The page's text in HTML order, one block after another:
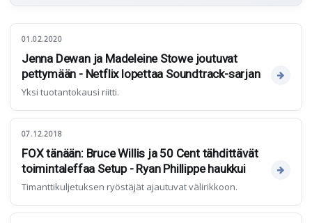
01.02.2020
Jenna Dewan ja Madeleine Stowe joutuvat
pettymään - Netflix lopettaa Soundtrack-sarjan
Yksi tuotantokausi riitti.
07.12.2018
FOX tänään: Bruce Willis ja 50 Cent tähdittävät
toimintaleffaa Setup - Ryan Phillippe haukkui
Timanttikuljetuksen ryöstäjät ajautuvat välirikkoon.